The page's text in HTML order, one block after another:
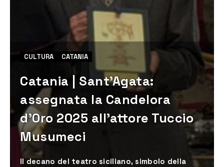
CULTURA CATANIA
Catania | Sant’Agata:
assegnata la Candelora
d’Oro 2025 all’attore Tuccio
Musumeci
Il decano del teatro siciliano, simbolo della